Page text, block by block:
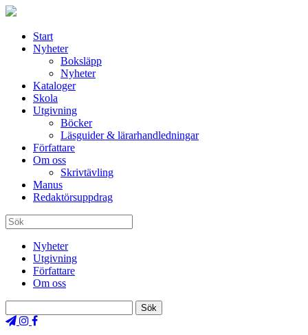
Start
Nyheter
Boksläpp
Nyheter
Kataloger
Skola
Utgivning
Böcker
Läsguider & lärarhandledningar
Författare
Om oss
Skrivtävling
Manus
Redaktörsuppdrag
Nyheter
Utgivning
Författare
Om oss